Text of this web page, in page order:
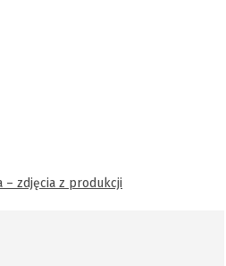
– zdjęcia z produkcji